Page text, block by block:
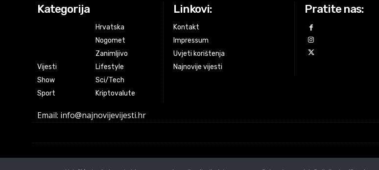
Kategorija
Vijesti
Show
Sport
Hrvatska
Nogomet
Zanimljivo
Lifestyle
Sci/Tech
Kriptovalute
Linkovi:
Kontakt
Impressum
Uvjeti korištenja
Najnovije vijesti
Pratite nas:
Email: info@najnovijevijesti.hr